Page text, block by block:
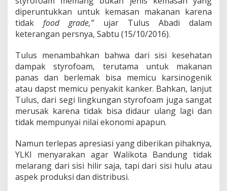
m
,
Y
L
K
B
e
r
i
k
a
n
A
r
e
s
i
a
diperuntukkan untuk kemasan makanan karena
tidakfood grade,” ujar Tulus Abadi dalam
keterangan persnya, Sabtu (15/10/2016).
Tulus menambahkan bahwa dari sisi kesehatan
dampak styrofoam, terutama untuk makanan
panas dan berlemak bisa memicu karsinogenik
atau dapst memicu penyakit kanker. Bahkan, lanjut
Tulus, dari segi lingkungan styrofoam juga sangat
merusak karena tidak bisa didaur ulang lagi dan
tidak mempunyai nilai ekonomi apapun.
Namun terlepas apresiasi yang diberikan pihaknya,
YLKI menyarakan agar Walikota Bandung tidak
melarang dari sisi hilir saja, tapi dari sisi hulu atau
aspek produksi dan distribusi.